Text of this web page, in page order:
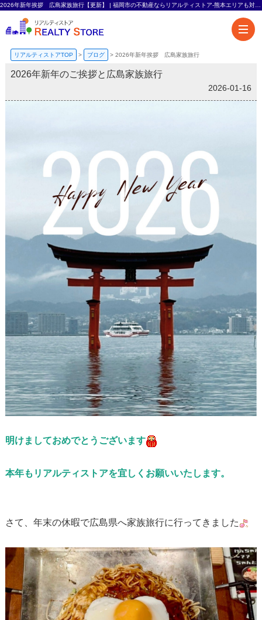
リアルティストアTOP > ブログ > 2026年新年挨拶 広島家族旅行
2026年新年のご挨拶と広島家族旅行
2026-01-16
明けましておめでとうございます
本年もリアルティストアを宜しくお願いいたします。
さて、年末の休暇で広島県へ家族旅行に行ってきました